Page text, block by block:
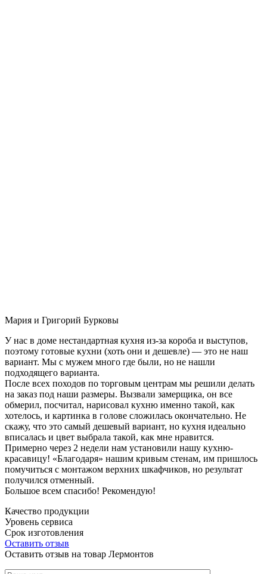
Мария и Григорий Бурковы
У нас в доме нестандартная кухня из-за короба и выступов,
поэтому готовые кухни (хоть они и дешевле) — это не наш
вариант. Мы с мужем много где были, но не нашли
подходящего варианта.
После всех походов по торговым центрам мы решили делать
на заказ под наши размеры. Вызвали замерщика, он все
обмерил, посчитал, нарисовал кухню именно такой, как
хотелось, и картинка в голове сложилась окончательно. Не
скажу, что это самый дешевый вариант, но кухня идеально
вписалась и цвет выбрала такой, как мне нравится.
Примерно через 2 недели нам установили нашу кухню-
красавицу! «Благодаря» нашим кривым стенам, им пришлось
помучиться с монтажом верхних шкафчиков, но результат
получился отменный.
Большое всем спасибо! Рекомендую!
Качество продукции
Уровень сервиса
Срок изготовления
Оставить отзыв
Оставить отзыв на товар Лермонтов